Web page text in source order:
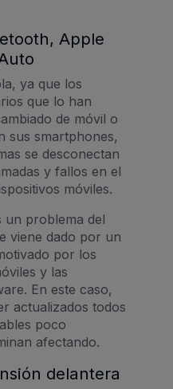
Apple
ya que los
que lo han
de móvil o
sus smartphones,
se desconectan
y fallos en el
móviles.
un problema del
viene dado por un
por los
y las
En este caso,
actualizados todos
poco
afectando.
delantera